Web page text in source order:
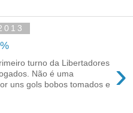
›
turno da Libertadores
Não é uma
uns gols bobos tomados e